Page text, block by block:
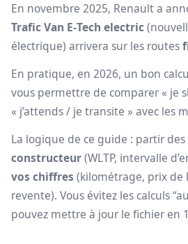
En novembre 2025, Renault a
Trafic Van E‑Tech electric
électrique) arrivera sur les routes
En pratique, en 2026, un bon
vous permettre de comparer « je
« j’attends / je transite » avec les
La logique de ce guide : partir des
constructeur(WLTP, intervalle
vos chiffres (kilométrage, prix de
revente). Vous évitez les calculs
pouvez mettre à jour le fichier en